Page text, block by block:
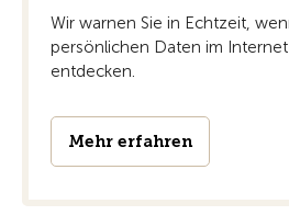
Wir warnen Sie in Echtzeit,
persönlichen Daten im
entdecken.
Mehr erfahren